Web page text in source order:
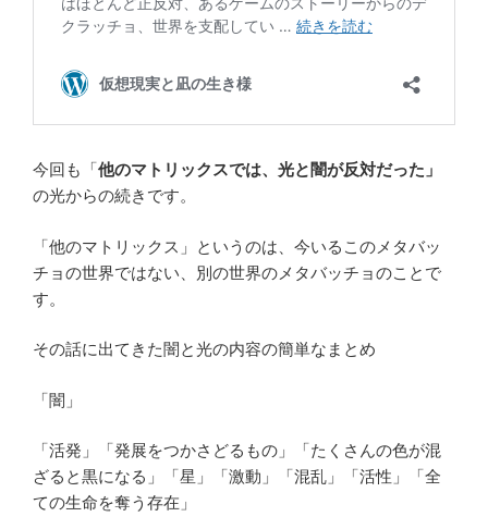
今回も「他のマトリックスでは、光と闇が反対だった」
の光からの続きです。
「他のマトリックス」というのは、今いるこのメタバッ
チョの世界ではない、別の世界のメタバッチョのことで
す。
その話に出てきた闇と光の内容の簡単なまとめ
「闇」
「活発」「発展をつかさどるもの」「たくさんの色が混
ざると黒になる」「星」「激動」「混乱」「活性」「全
ての生命を奪う存在」